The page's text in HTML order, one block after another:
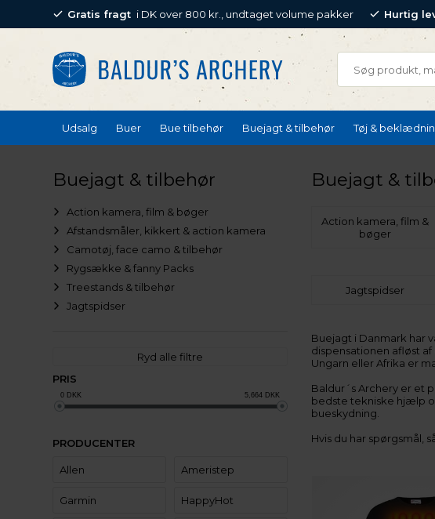
Gratis fragt i DK over 800 kr., undtaget volume pakker Hurtig
Udsalg Buer Bue tilbehør Buejagt & tilbehør Tøj &
Buejagt & tilbehør
Action kamera, film & bøger
Afstandsmåler, kikkert & action kamera
Camotøj, face camo & tilbehør
Rygsække & fanny Packs
Treestands & tilbehør
Jagtspidser
Ryd alle filtre
PRIS
0 DKK 5,664 DKK
PRODUCENTER
Allen Ameristep
Garmin HappyHot
Buejagt &
Action kamera, film &
bøger
Jagtspidser
Buejagt i Danmark har
dispensationen afløst
Ungarn eller Afrika er
Baldur´s Archery er et
bedste tekniske hjælp
bueskydning.
Hvis du har spørgsmål,